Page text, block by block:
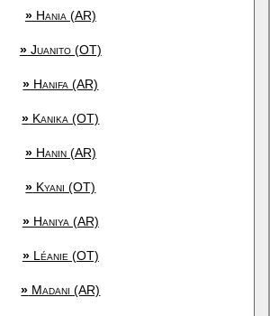
»Hania (AR)
»Juanito (OT)
» Hanifa (AR)
» Kanika (OT)
»Hanin (AR)
» Kyani (OT)
»Haniya (AR)
»Léanie (OT)
» Madani (AR)